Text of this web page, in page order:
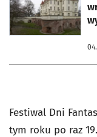
Festiwal Dni
tym roku po raz